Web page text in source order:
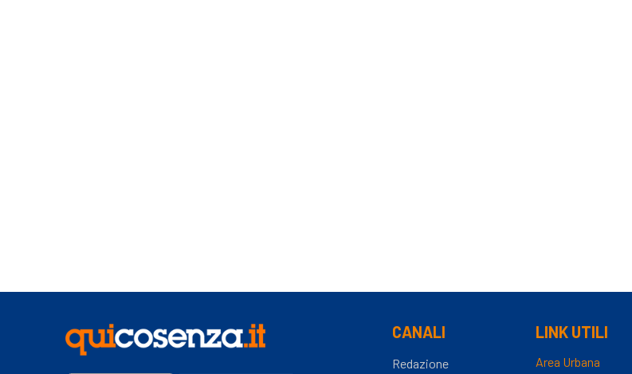
CANALI
Redazione
LINK UTILI
Area Urbana